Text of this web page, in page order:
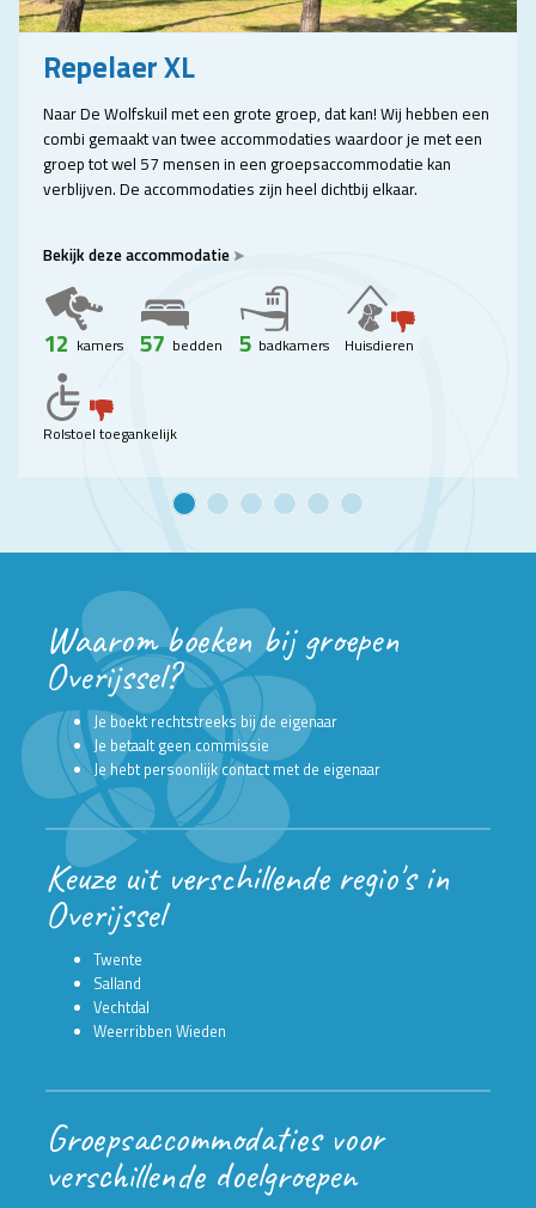
Repelaer XL
Naar De Wolfskuil met een grote groep, dat kan! Wij hebben een
combi gemaakt van twee accommodaties waardoor je met een
groep tot wel 57 mensen in een groepsaccommodatie kan
verblijven. De accommodaties zijn heel dichtbij elkaar.
Bekijk deze accommodatie
12 kamers 57 bedden 5 badkamers Huisdieren
Rolstoel toegankelijk
Waarom boeken bij groepen
Overijssel?
Je boekt rechtstreeks bij de eigenaar
Je betaalt geen commissie
Je hebt persoonlijk contact met de eigenaar
Keuze uit verschillende regio's in
Overijssel
Twente
Salland
Vechtdal
Weerribben Wieden
Groepsaccommodaties voor
verschillende doelgroepen